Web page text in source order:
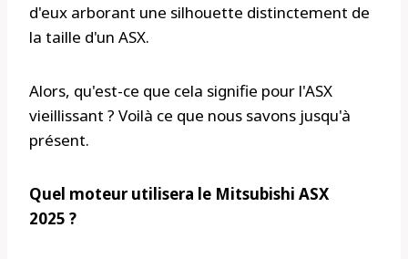
d'eux arborant une silhouette distinctement de
la taille d'un ASX.
Alors, qu'est-ce que cela signifie pour l'ASX
vieillissant ? Voilà ce que nous savons jusqu'à
présent.
Quel moteur utilisera le Mitsubishi ASX
2025 ?